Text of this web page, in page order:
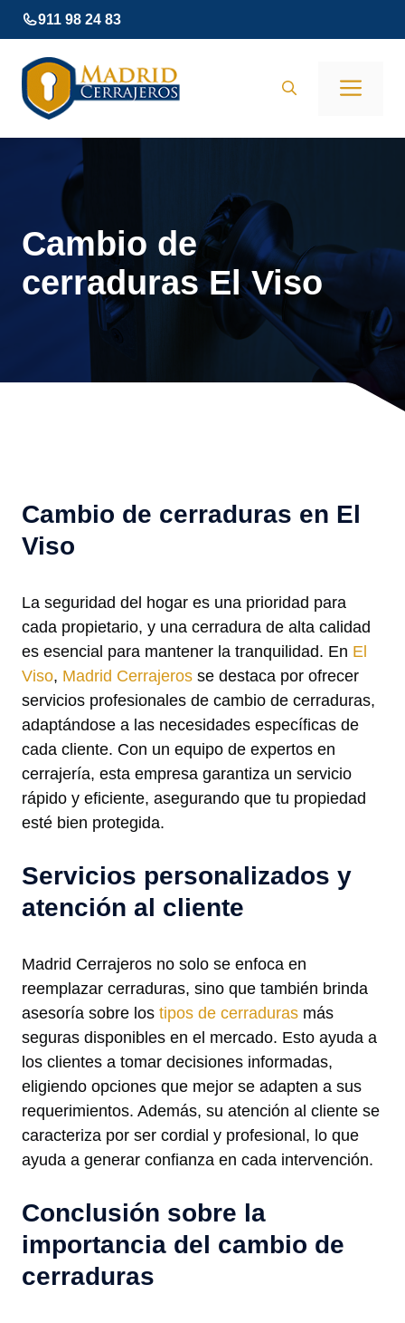
Saltar
al
contenido
911 98 24 83
Cambio de
cerraduras El Viso
Cambio de cerraduras en El
Viso
La seguridad del hogar es una prioridad para
cada propietario, y una cerradura de alta calidad
es esencial para mantener la tranquilidad. En El
Viso, Madrid Cerrajeros se destaca por ofrecer
servicios profesionales de cambio de cerraduras,
adaptándose a las necesidades específicas de
cada cliente. Con un equipo de expertos en
cerrajería, esta empresa garantiza un servicio
rápido y eficiente, asegurando que tu propiedad
esté bien protegida.
Servicios personalizados y
atención al cliente
Madrid Cerrajeros no solo se enfoca en
reemplazar cerraduras, sino que también brinda
asesoría sobre los tipos de cerraduras más
seguras disponibles en el mercado. Esto ayuda a
los clientes a tomar decisiones informadas,
eligiendo opciones que mejor se adapten a sus
requerimientos. Además, su atención al cliente se
caracteriza por ser cordial y profesional, lo que
ayuda a generar confianza en cada intervención.
Conclusión sobre la
importancia del cambio de
cerraduras